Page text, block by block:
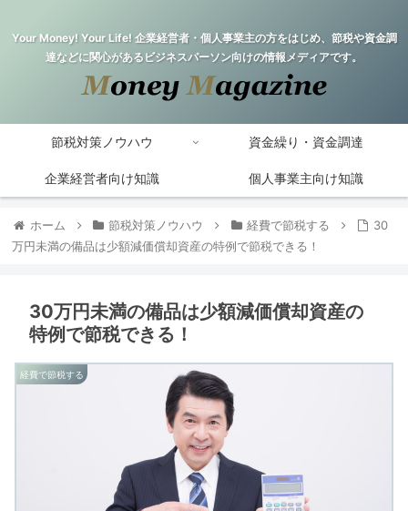
Your Money! Your Life! 企業経営者・個人事業主の方をはじめ、節税や資金調
達などに関心があるビジネスパーソン向けの情報メディアです。
節税対策ノウハウ 資金繰り・資金調達
企業経営者向け知識 個人事業主向け知識
ホーム 節税対策ノウハウ 経費で節税する
30
万円未満の備品は少額減価償却資産の特例で節税できる！
30万円未満の備品は少額減価償却資産の
特例で節税できる！
経費で節税する